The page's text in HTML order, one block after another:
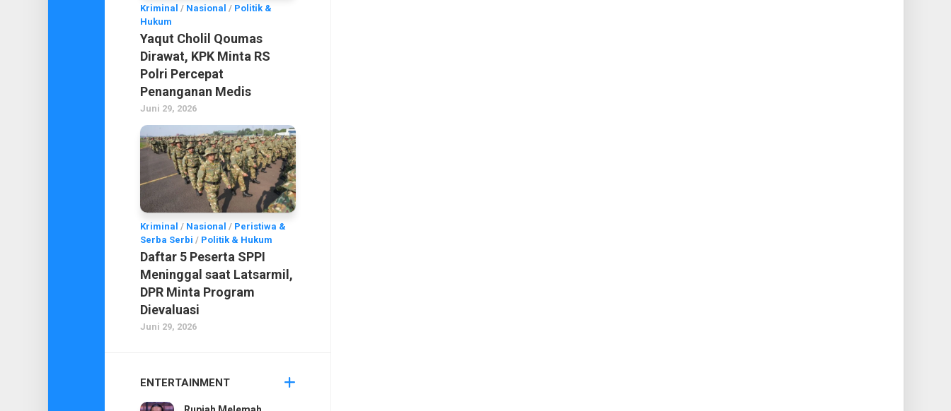
Kriminal / Nasional / Politik &
Hukum
Yaqut Cholil Qoumas
Dirawat, KPK Minta RS
Polri Percepat
Penanganan Medis
Juni 29, 2026
Kriminal / Nasional / Peristiwa &
Serba Serbi / Politik & Hukum
Daftar 5 Peserta SPPI
Meninggal saat Latsarmil,
DPR Minta Program
Dievaluasi
Juni 29, 2026
ENTERTAINMENT